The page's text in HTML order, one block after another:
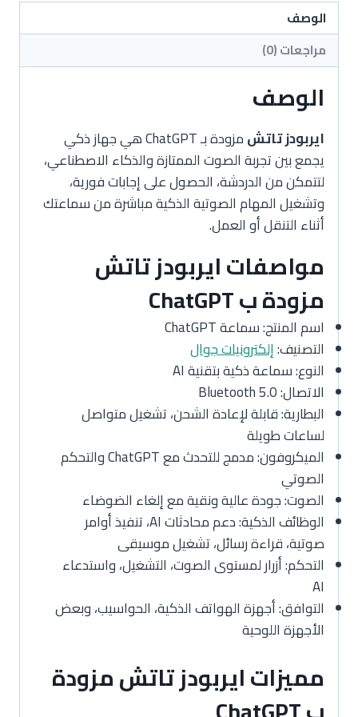
الوصف
مراجعات (0)
الوصف
ايربودز تاتش
مزودة بـ ChatGPT هي جهاز ذكي
يجمع بين تجربة الصوت الممتازة والذكاء الاصطناعي،
لتتمكن من الدردشة، الحصول على إجابات فورية،
وتشغيل المهام الصوتية الذكية مباشرة من سماعتك
أثناء التنقل أو العمل.
مواصفات ايربودز تاتش
مزودة ب ChatGPT
اسم المنتج: سماعة ChatGPT
التصنيف:إلكترونيات جوال
النوع: سماعة ذكية بتقنية AI
الاتصال: Bluetooth 5.0
البطارية: قابلة لإعادة الشحن، تشغيل متواصل
لساعات طويلة
الميكروفون: مدمج للتحدث مع ChatGPT والتحكم
الصوتي
الصوت: جودة عالية ونقية مع إلغاء الضوضاء
الوظائف الذكية: دعم محادثات AI، تنفيذ أوامر
صوتية، قراءة رسائل، تشغيل موسيقى
التحكم: أزرار لمستوى الصوت، التشغيل، واستدعاء
AI
التوافق: أجهزة الهواتف الذكية، الحواسيب، وبعض
الأجهزة اللوحية
مميزات ايربودز تاتش مزودة